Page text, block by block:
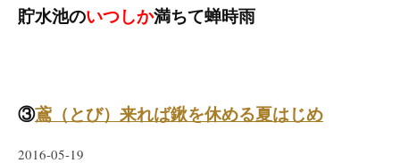
貯水池のいつしか満ちて蝉時雨
③鳶（とび）来れば鍬を休める夏はじめ
2016-05-19